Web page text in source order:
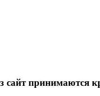
сайт принимаются